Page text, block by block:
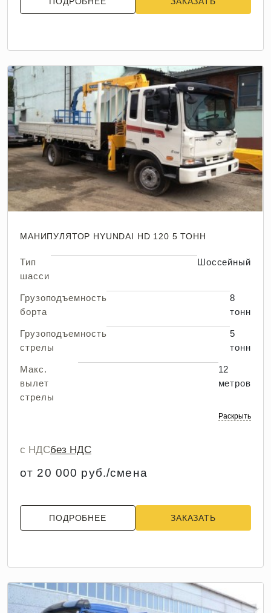
МАНИПУЛЯТОР HYUNDAI HD 120 5 ТОНН
Тип
шасси
Шоссейный
Грузоподъемность
борта
8
тонн
Грузоподъемность
стрелы
5
тонн
Макс.
вылет
стрелы
12
метров
Раскрыть
с НДСбез НДС
от 20 000 руб./смена
ПОДРОБНЕЕ ЗАКАЗАТЬ